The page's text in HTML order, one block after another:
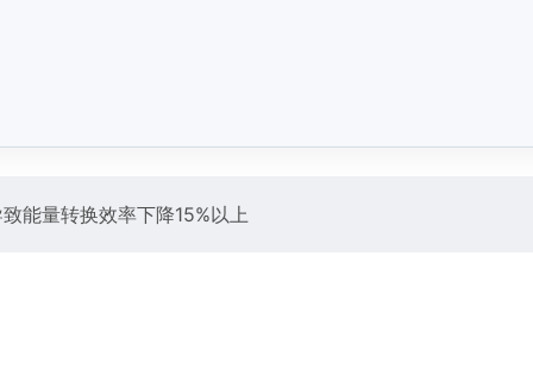
能量转换效率下降15%以上